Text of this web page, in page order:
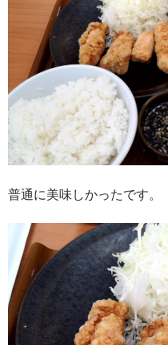
普通に美味しかったです。